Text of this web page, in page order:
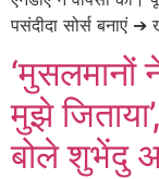
पसंदीदा सोर्स बनाएं
‘मुसलमानों
मुझे
बोले शुभेंदु